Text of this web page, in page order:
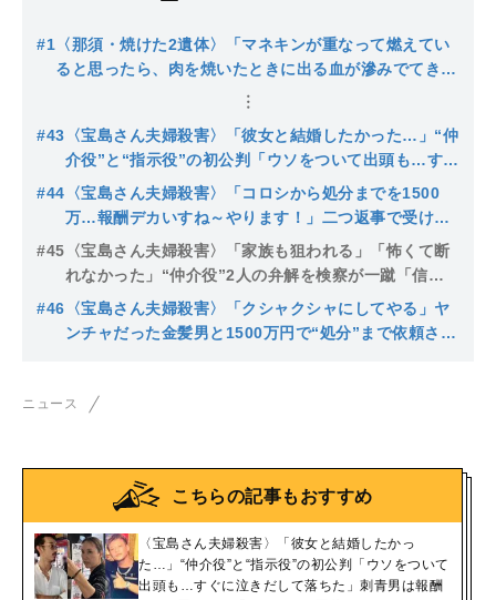
#1 〈那須・焼けた2遺体〉「マネキンが重なって燃えてい
ると思ったら、肉を焼いたときに出る血が滲みでてきて
ニオイも…」第一発見者が語る残虐な遺棄現場。多数店
#43 〈宝島さん夫婦殺害〉「彼女と結婚したかった…」“仲
介役”と“指示役”の初公判「ウソをついて出頭も…すぐ
に泣きだして落ちた」刺青男は報酬900万円、あの
「アニキ」の正体は
#44 〈宝島さん夫婦殺害〉「コロシから処分までを1500
万…報酬デカいすね～やります！」二つ返事で受け入
れた刺青男、“主犯格”は「私は無実、警察はクソ人間
すぎて虫唾が走る」と主張
#45 〈宝島さん夫婦殺害〉「家族も狙われる」「怖くて断
れなかった」“仲介役”2人の弁解を検察が一蹴「信用
できない。報酬の札束写真をSNSにあげていた」無期
求刑の法廷で“責任の押し付け合い”
#46 〈宝島さん夫婦殺害〉「クシャクシャにしてやる」ヤ
ンチャだった金髪男と1500万円で“処分”まで依頼され
ニュース
こちらの記事もおすすめ
〈宝島さん夫婦殺害〉「彼女と結婚したかっ
た…」“仲介役”と“指示役”の初公判「ウソをついて
出頭も…すぐに泣きだして落ちた」刺青男は報酬